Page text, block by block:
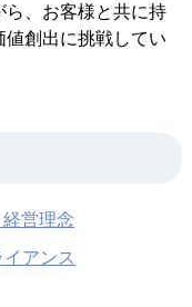
ら、お客様と共に持
創出に挑戦してい
営理念
アンス